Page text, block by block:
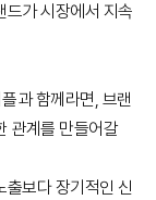
드가 시장에서 지속
과 함께라면, 브랜
관계를 만들어갈
보다 장기적인 신